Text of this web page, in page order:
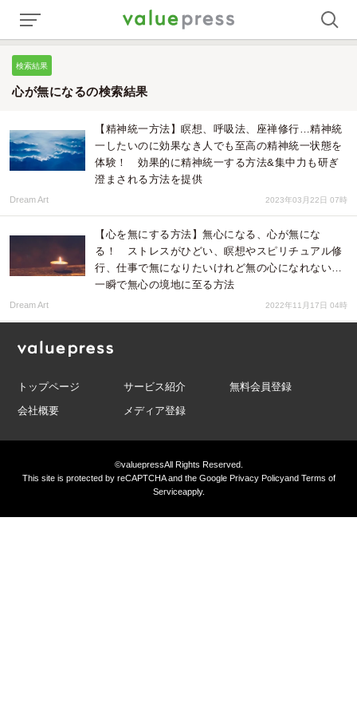
検索結果
心が無になるの検索結果
【精神統一方法】瞑想、呼吸法、座禅修行…精神統
一したいのに効果なき人でも至高の精神統一状態を
体験！ 効果的に精神統一する方法&集中力も研ぎ
澄まされる方法を提供
Dream Art 2023年03月22日 07時
【心を無にする方法】無心になる、心が無にな
る！ ストレスがひどい、瞑想やスピリチュアル修
行、仕事で無になりたいけれど無の心になれない…
一瞬で無心の境地に至る方法
Dream Art 2022年11月17日 04時
トップページ サービス紹介
無料会員登録
会社概要
メディア登録
©valuepressAll Rights Reserved.
This site is protected by reCAPTCHA and the GooglePrivacy Policyand Terms of
Serviceapply.